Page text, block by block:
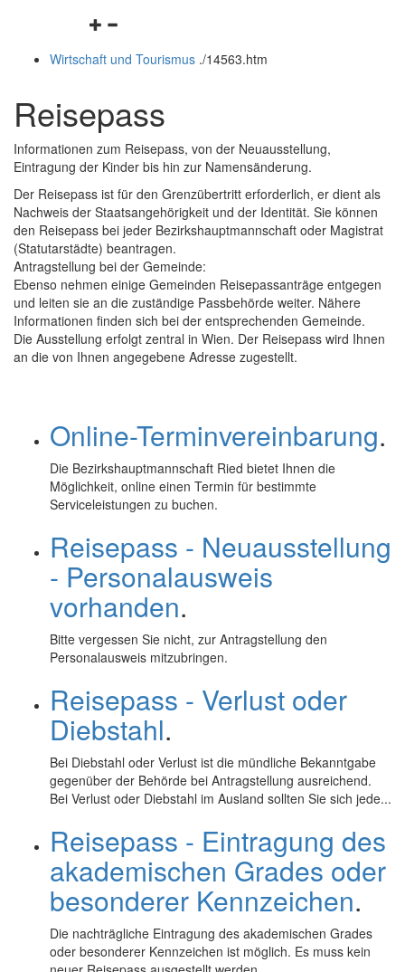
Navigationsmenü
und
Wirtschaft und Tourismus ./14563.htm
Reisepass
Informationen zum Reisepass, von der Neuausstellung,
Eintragung der Kinder bis hin zur Namensänderung.
Der Reisepass ist für den Grenzübertritt erforderlich, er dient als
Nachweis der Staatsangehörigkeit und der Identität. Sie können
den Reisepass bei jeder Bezirkshauptmannschaft oder Magistrat
(Statutarstädte) beantragen.
Antragstellung bei der Gemeinde:
Ebenso nehmen einige Gemeinden Reisepassanträge entgegen
und leiten sie an die zuständige Passbehörde weiter. Nähere
Informationen finden sich bei der entsprechenden Gemeinde.
Die Ausstellung erfolgt zentral in Wien. Der Reisepass wird Ihnen
an die von Ihnen angegebene Adresse zugestellt.
Online-Terminvereinbarung.
Die Bezirkshauptmannschaft Ried bietet Ihnen die
Möglichkeit, online einen Termin für bestimmte
Serviceleistungen zu buchen.
Reisepass - Neuausstellung
- Personalausweis
vorhanden.
Bitte vergessen Sie nicht, zur Antragstellung den
Personalausweis mitzubringen.
Reisepass - Verlust oder
Diebstahl.
Bei Diebstahl oder Verlust ist die mündliche Bekanntgabe
gegenüber der Behörde bei Antragstellung ausreichend.
Bei Verlust oder Diebstahl im Ausland sollten Sie sich jede...
Reisepass - Eintragung des
akademischen Grades oder
besonderer Kennzeichen.
Die nachträgliche Eintragung des akademischen Grades
oder besonderer Kennzeichen ist möglich. Es muss kein